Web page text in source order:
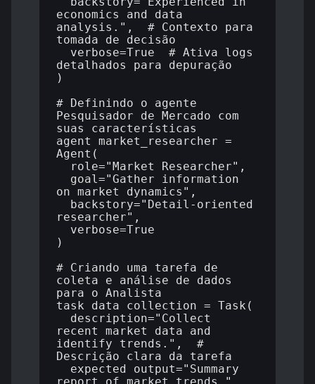
economics and data
analysis.",  # Contexto para
tomada de decisão
detalhados para depuração
)
# Definindo o agente
Pesquisador de Mercado com
suas características
agent_market_researcher =
Agent(
on market dynamics",
researcher",
)
# Criando uma tarefa de
coleta e análise de dados
para o Analista
task_data_collection = Task(
recent market data and
identify trends.",  #
Descrição clara da tarefa